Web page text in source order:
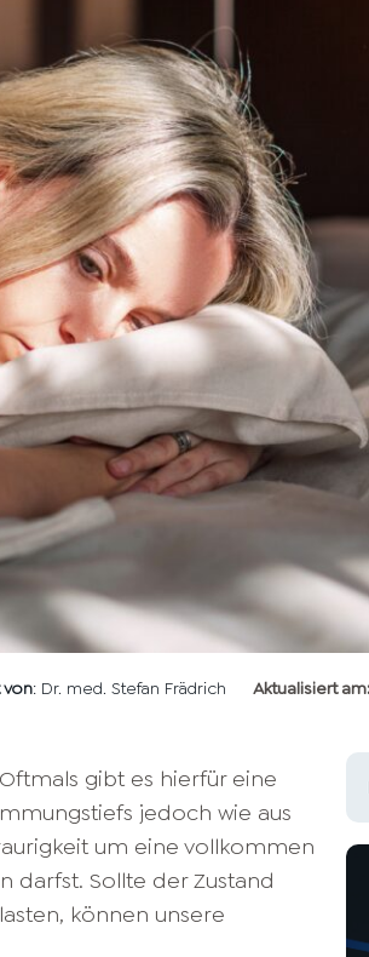
von: Dr. med. Stefan Frädrich Aktualisiert am:
gibt es hierfür eine
jedoch wie aus
um eine vollkommen
darfst. Sollte der Zustand
können unsere